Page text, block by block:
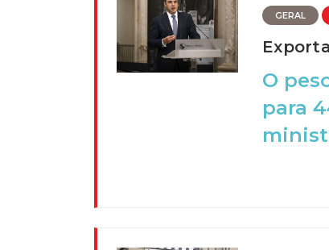
GERAL
O
para